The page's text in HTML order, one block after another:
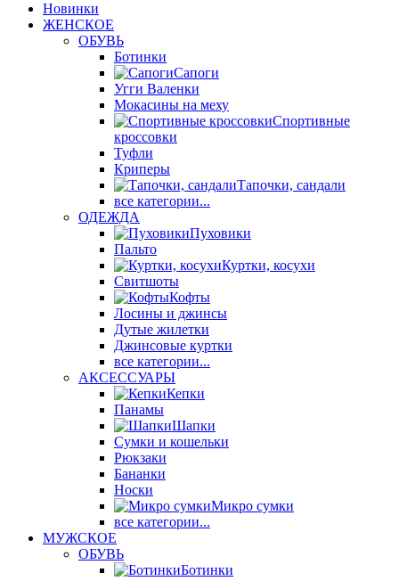
Новинки
ЖЕНСКОЕ
ОБУВЬ
Ботинки
Сапоги
Угги Валенки
Мокасины на меху
Спортивные
кроссовки
Туфли
Криперы
Тапочки, сандали
все категории...
ОДЕЖДА
Пуховики
Пальто
Куртки, косухи
Свитшоты
Кофты
Лосины и джинсы
Дутые жилетки
Джинсовые куртки
все категории...
АКСЕССУАРЫ
Кепки
Панамы
Шапки
Сумки и кошельки
Рюкзаки
Бананки
Носки
Микро сумки
все категории...
МУЖСКОЕ
ОБУВЬ
Ботинки